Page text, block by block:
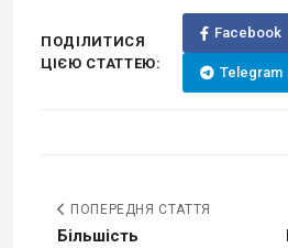
ПОДІЛИТИСЯ
ЦІЄЮ СТАТТЕЮ:
Facebook
Telegram
ПОПЕРЕДНЯ СТАТТЯ
Більшість